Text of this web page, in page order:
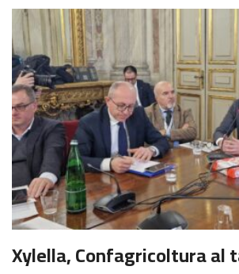
Xylella, Confagricoltura al